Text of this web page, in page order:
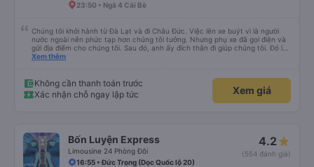
23:50 • Ngã 4 Cái Bè
Chúng tôi khởi hành từ Đà Lạt và đi Châu Đức. Việc lên xe buýt vì là người
nước ngoài nên phức tạp hơn chúng tôi tưởng. Nhưng phụ xe đã gọi điện và
gửi địa điểm cho chúng tôi. Sau đó, anh ấy đích thân đi giúp chúng tôi. Đó là
lần đầu tiên đi xe giường nằm với hai đứa trẻ nhỏ khá thú vị. Chúng tôi không
điểm dừng, họ đánh thức chúng tôi dậy và đảm bảo chúng tôi đã sẵn sàng.
Nhìn chung, đó là một trải nghiệm tốt. Mỗi giường đều có gối và chăn, và đủ
chỗ cho 1 người lớn và 1 trẻ em nằm thoải mái.
Xem thêm
Không cần thanh toán trước
Xác nhận chỗ ngay lập tức
Xem giá
Bốn Luyện Express
Limousine 24 Phòng Đôi
4.2
(554 đánh giá)
16:55 • Đức Trọng (Dọc Quốc lộ 20)